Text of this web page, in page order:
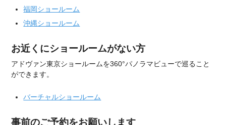
福岡ショールーム
沖縄ショールーム
お近くにショールームがない方
アドヴァン東京ショールームを360°パノラマビューで巡ること
ができます。
バーチャルショールーム
事前のご予約をお願いします